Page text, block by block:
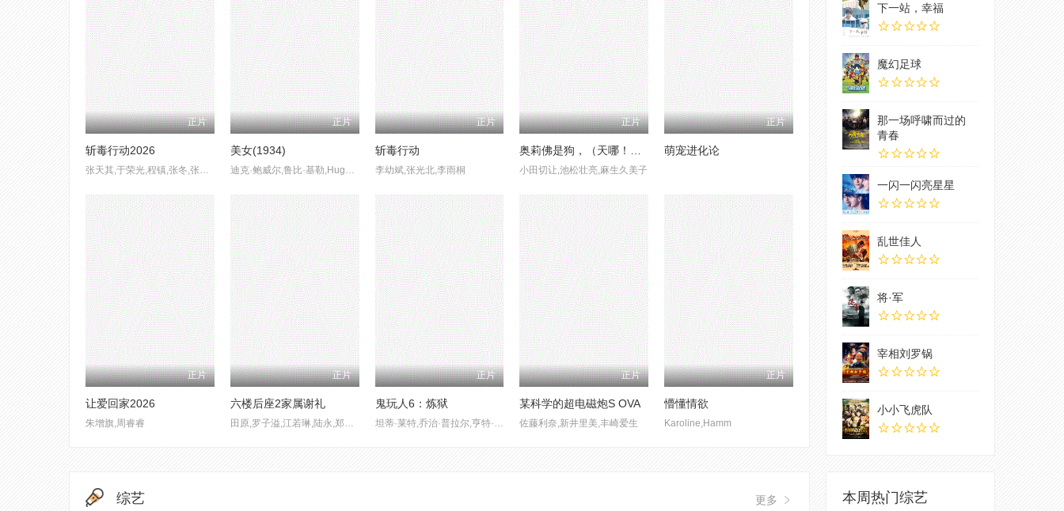
正片
斩毒行动2026
张天其,于荣光,程镇,张冬,张宁江,姜超,石兆琪,纪海星,邵峰,纵昕芸,赵雷棋,池程,杨恒,左腾云,姜艺声,张瑞雪,琪格,雷景铄,黄信纲,胡笑源
正片
美女(1934)
迪克·鲍威尔,鲁比·基勒,Hugh,Herbert
正片
斩毒行动
李幼斌,张光北,李雨桐
正片
小田切让,池松壮亮,麻生久美子
正片
萌宠进化论
正片
让爱回家2026
朱增旗,周睿睿
正片
六楼后座2家属谢礼
田原,罗子溢,江若琳,陆永,郑诗君,曾志伟,林嘉欣,卢巧音,周俊伟
正片
鬼玩人6：炼狱
坦蒂·莱特,乔治·普拉尔,亨特·杜汉,卢西安·布坎南,索海拉·雅各布,埃罗尔·尚德
正片
某科学的超电磁炮S OVA
佐藤利奈,新井里美,丰崎爱生
正片
懵懂情欲
Karoline,Hamm
下一站，幸福
魔幻足球
那一场呼啸而过的
青春
一闪一闪亮星星
乱世佳人
将·军
宰相刘罗锅
小小飞虎队
更多
综艺 本周热门综艺